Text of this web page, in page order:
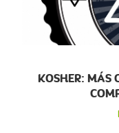
KOSHER: MÁS